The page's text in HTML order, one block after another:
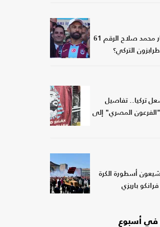
لماذا اختار محمد صلاح الرقم 61
التركي؟
تركيا.. تفاصيل
المصري" إلى
أسطورة الكرة
فرانكو باريزي
في أسبوع